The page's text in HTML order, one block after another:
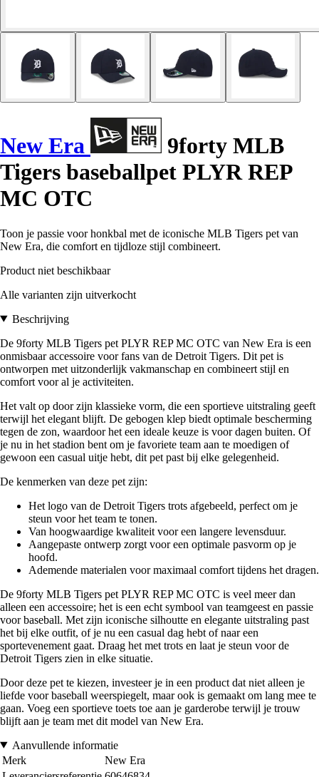
New Era
9forty MLB
Tigers baseballpet PLYR REP
MC OTC
Toon je passie voor honkbal met de iconische MLB Tigers pet van
New Era, die comfort en tijdloze stijl combineert.
Product niet beschikbaar
Alle varianten zijn uitverkocht
Beschrijving
De 9forty MLB Tigers pet PLYR REP MC OTC van New Era is een
onmisbaar accessoire voor fans van de Detroit Tigers. Dit pet is
ontworpen met uitzonderlijk vakmanschap en combineert stijl en
comfort voor al je activiteiten.
Het valt op door zijn klassieke vorm, die een sportieve uitstraling geeft
terwijl het elegant blijft. De gebogen klep biedt optimale bescherming
tegen de zon, waardoor het een ideale keuze is voor dagen buiten. Of
je nu in het stadion bent om je favoriete team aan te moedigen of
gewoon een casual uitje hebt, dit pet past bij elke gelegenheid.
De kenmerken van deze pet zijn:
Het logo van de Detroit Tigers trots afgebeeld, perfect om je
steun voor het team te tonen.
Van hoogwaardige kwaliteit voor een langere levensduur.
Aangepaste ontwerp zorgt voor een optimale pasvorm op je
hoofd.
Ademende materialen voor maximaal comfort tijdens het dragen.
De 9forty MLB Tigers pet PLYR REP MC OTC is veel meer dan
alleen een accessoire; het is een echt symbool van teamgeest en passie
voor baseball. Met zijn iconische silhoutte en elegante uitstraling past
het bij elke outfit, of je nu een casual dag hebt of naar een
sportevenement gaat. Draag het met trots en laat je steun voor de
Detroit Tigers zien in elke situatie.
Door deze pet te kiezen, investeer je in een product dat niet alleen je
liefde voor baseball weerspiegelt, maar ook is gemaakt om lang mee te
gaan. Voeg een sportieve toets toe aan je garderobe terwijl je trouw
blijft aan je team met dit model van New Era.
Aanvullende informatie
Merk
New Era